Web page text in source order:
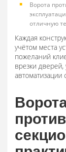
Ворота
отличную
Каждая
учётом места
пожеланий
врезки
автоматизации